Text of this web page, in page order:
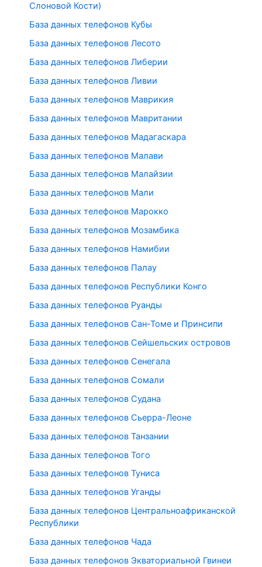
Слоновой Кости)
База данных телефонов Кубы
База данных телефонов Лесото
База данных телефонов Либерии
База данных телефонов Ливии
База данных телефонов Маврикия
База данных телефонов Мавритании
База данных телефонов Мадагаскара
База данных телефонов Малави
База данных телефонов Малайзии
База данных телефонов Мали
База данных телефонов Марокко
База данных телефонов Мозамбика
База данных телефонов Намибии
База данных телефонов Палау
База данных телефонов Республики Конго
База данных телефонов Руанды
База данных телефонов Сан-Томе и Принсипи
База данных телефонов Сейшельских островов
База данных телефонов Сенегала
База данных телефонов Сомали
База данных телефонов Судана
База данных телефонов Сьерра-Леоне
База данных телефонов Танзании
База данных телефонов Того
База данных телефонов Туниса
База данных телефонов Уганды
База данных телефонов Центральноафриканской
Республики
База данных телефонов Чада
База данных телефонов Экваториальной Гвинеи